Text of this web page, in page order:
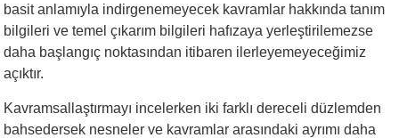
basit anlamıyla indirgenemeyecek kavramlar hakkında tanım
bilgileri ve temel çıkarım bilgileri hafızaya yerleştirilemezse
daha başlangıç noktasından itibaren ilerleyemeyeceğimiz
açıktır.
Kavramsallaştırmayı incelerken iki farklı dereceli düzlemden
bahsedersek nesneler ve kavramlar arasındaki ayrımı daha